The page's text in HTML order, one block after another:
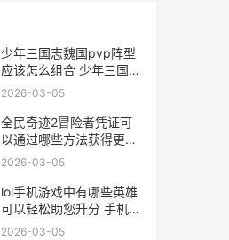
少年三国志魏国pvp阵型
应该怎么组合 少年三国志
魏国焰金武将选谁
2026-03-05
全民奇迹2冒险者凭证可
以通过哪些方法获得更多
全民奇迹2冒险怎么玩
2026-03-05
lol手机游戏中有哪些英雄
可以轻松助您升分 手机英
雄联盟游戏叫什么名字
2026-03-05